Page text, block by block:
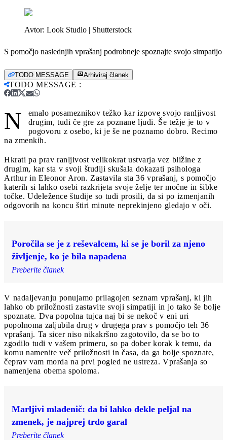
Avtor: Look Studio | Shutterstock
S pomočjo naslednjih vprašanj podrobneje spoznajte svojo simpatijo
TODO MESSAGE Arhiviraj članek
TODO MESSAGE :
N
emalo posameznikov težko kar izpove svojo ranljivost
drugim, tudi če gre za poznane ljudi. Še težje je to v
pogovoru z osebo, ki je še ne poznamo dobro. Recimo
na zmenkih.
Hkrati pa prav ranljivost velikokrat ustvarja vez bližine z
drugim, kar sta v svoji študiji skušala dokazati psihologa
Arthur in Eleonor Aron. Zastavila sta 36 vprašanj, s pomočjo
katerih si lahko osebi razkrijeta svoje želje ter močne in šibke
točke. Udeležence študije so tudi prosili, da si po izmenjanih
odgovorih na koncu štiri minute neprekinjeno gledajo v oči.
Poročila se je z reševalcem, ki se je boril za njeno
življenje, ko je bila napadena
Preberite članek
V nadaljevanju ponujamo prilagojen seznam vprašanj, ki jih
lahko ob priložnosti zastavite svoji simpatiji in jo tako še bolje
spoznate. Dva popolna tujca naj bi se nekoč v eni uri
popolnoma zaljubila drug v drugega prav s pomočjo teh 36
vprašanj. Ta sicer niso nikakršno zagotovilo, da se bo to
zgodilo tudi v vašem primeru, so pa dober korak k temu, da
komu namenite več priložnosti in časa, da ga bolje spoznate,
čeprav vam morda na prvi pogled ne ustreza. Vprašanja so
namenjena obema spoloma.
Marljivi mladenič: da bi lahko dekle peljal na
zmenek, je najprej trdo garal
Preberite članek